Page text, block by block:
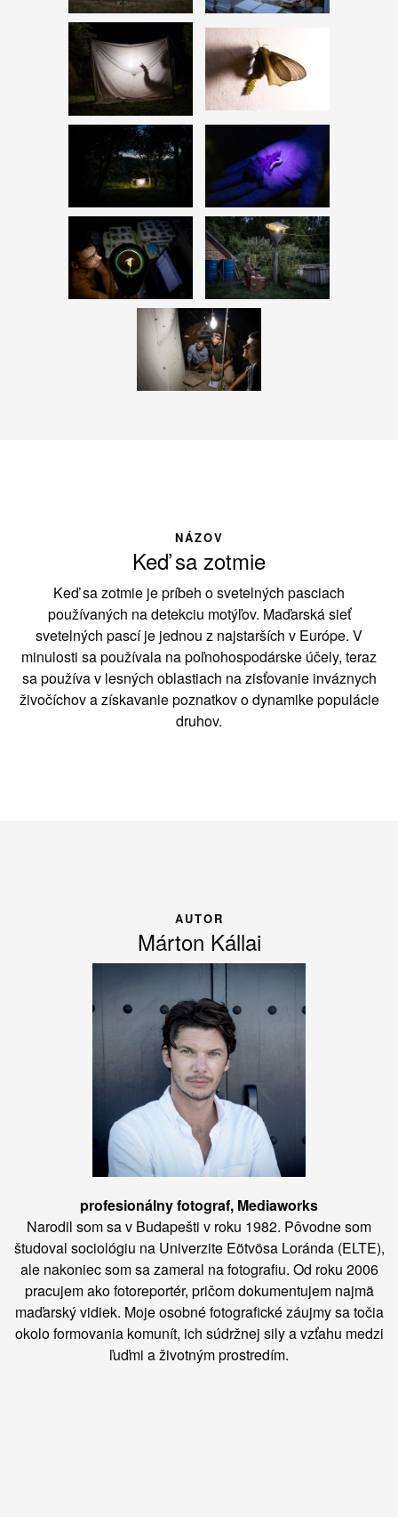
NÁZOV
Keď sa zotmie
Keď sa zotmie je príbeh o svetelných pasciach
používaných na detekciu motýľov. Maďarská sieť
svetelných pascí je jednou z najstarších v Európe. V
minulosti sa používala na poľnohospodárske účely, teraz
sa používa v lesných oblastiach na zisťovanie inváznych
živočíchov a získavanie poznatkov o dynamike populácie
druhov.
AUTOR
Márton Kállai
profesionálny fotograf, Mediaworks
Narodil som sa v Budapešti v roku 1982. Pôvodne som
študoval sociológiu na Univerzite Eötvösa Loránda (ELTE),
ale nakoniec som sa zameral na fotografiu. Od roku 2006
pracujem ako fotoreportér, pričom dokumentujem najmä
maďarský vidiek. Moje osobné fotografické záujmy sa točia
okolo formovania komunít, ich súdržnej sily a vzťahu medzi
ľuďmi a životným prostredím.